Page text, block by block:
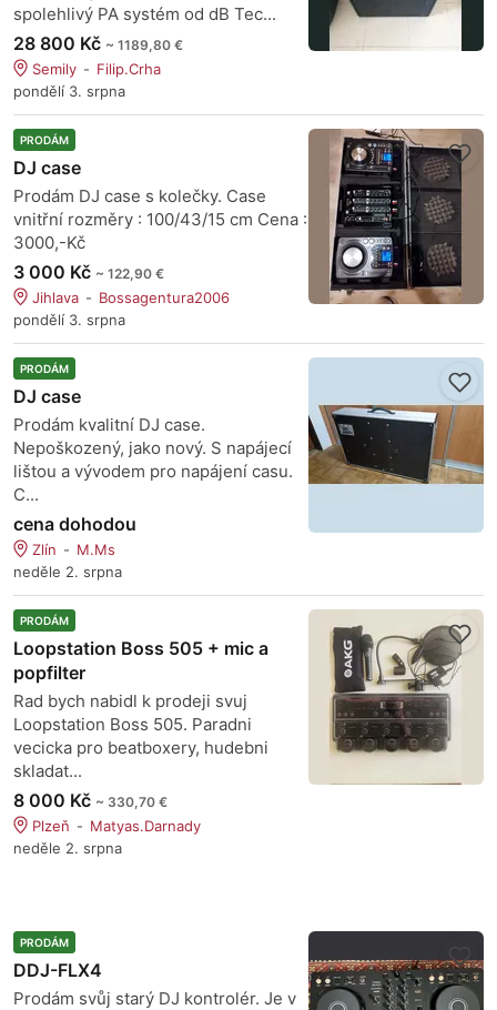
spolehlivý PA systém od dB Tec...
28 800 Kč ~ 1189,80 €
Semily
Filip.Crha
pondělí 3. srpna
PRODÁM
DJ case
Prodám DJ case s kolečky. Case
vnitřní rozměry : 100/43/15 cm Cena :
3000,-Kč
3 000 Kč ~ 122,90 €
Jihlava
Bossagentura2006
pondělí 3. srpna
PRODÁM
DJ case
Prodám kvalitní DJ case.
Nepoškozený, jako nový. S napájecí
lištou a vývodem pro napájení casu.
C...
cena dohodou
Zlín
M.Ms
neděle 2. srpna
PRODÁM
Loopstation Boss 505 + mic a
popfilter
Rad bych nabidl k prodeji svuj
Loopstation Boss 505. Paradni
vecicka pro beatboxery, hudebni
skladat...
8 000 Kč ~ 330,70 €
Plzeň
Matyas.Darnady
neděle 2. srpna
PRODÁM
DDJ-FLX4
Prodám svůj starý DJ kontrolér. Je v